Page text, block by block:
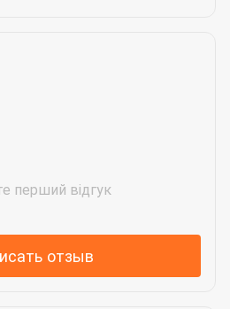
перший відгук
отзыв